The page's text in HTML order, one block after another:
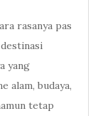
rasanya pas
yang
alam, budaya,
tetap